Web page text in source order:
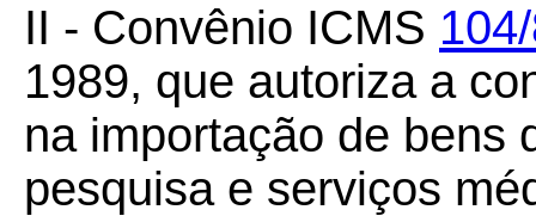
II - Convênio ICMS
1989, que autoriza a
na importação de bens
pesquisa e serviços